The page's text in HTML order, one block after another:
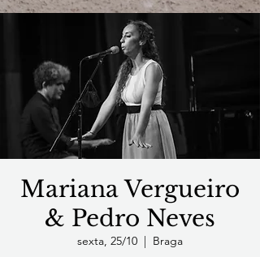
Mariana Vergueiro
& Pedro Neves
sexta, 25/10
  |
Braga